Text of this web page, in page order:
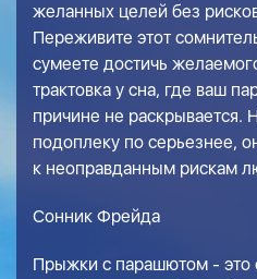
желанных целей без
Переживите этот
сумеете достичь
трактовка у сна, где ваш
причине не раскрывается.
подоплеку по серьезнее,
к неоправданным рискам
Сонник Фрейда
Прыжки с парашютом - это